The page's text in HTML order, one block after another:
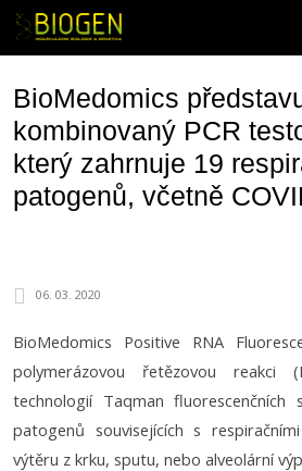
BioMedomics
kombinovaný PCR
který zahrnuje 19
patogenů, včetně
06. 03. 2020
BioMedomics Positive RNA
polymerázovou řetězovou reakci
technologií Taqman
patogenů souvisejících s
výtěru z krku, sputu, nebo alveolární